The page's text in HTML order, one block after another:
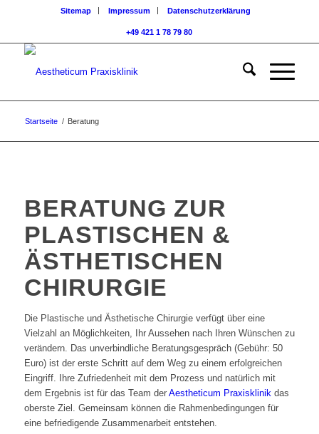
Sitemap Impressum Datenschutzerklärung
+49 421 1 78 79 80
Startseite / Beratung
BERATUNG ZUR
PLASTISCHEN &
ÄSTHETISCHEN
CHIRURGIE
Die Plastische und Ästhetische Chirurgie verfügt über eine
Vielzahl an Möglichkeiten, Ihr Aussehen nach Ihren Wünschen zu
verändern. Das unverbindliche Beratungsgespräch (Gebühr: 50
Euro) ist der erste Schritt auf dem Weg zu einem erfolgreichen
Eingriff. Ihre Zufriedenheit mit dem Prozess und natürlich mit
dem Ergebnis ist für das Team der Aestheticum Praxisklinikdas
oberste Ziel. Gemeinsam können die Rahmenbedingungen für
eine befriedigende Zusammenarbeit entstehen.